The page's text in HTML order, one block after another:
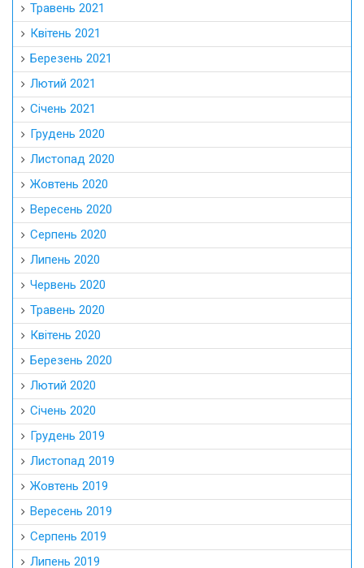
Травень 2021
Квітень 2021
Березень 2021
Лютий 2021
Січень 2021
Грудень 2020
Листопад 2020
Жовтень 2020
Вересень 2020
Серпень 2020
Липень 2020
Червень 2020
Травень 2020
Квітень 2020
Березень 2020
Лютий 2020
Січень 2020
Грудень 2019
Листопад 2019
Жовтень 2019
Вересень 2019
Серпень 2019
Липень 2019